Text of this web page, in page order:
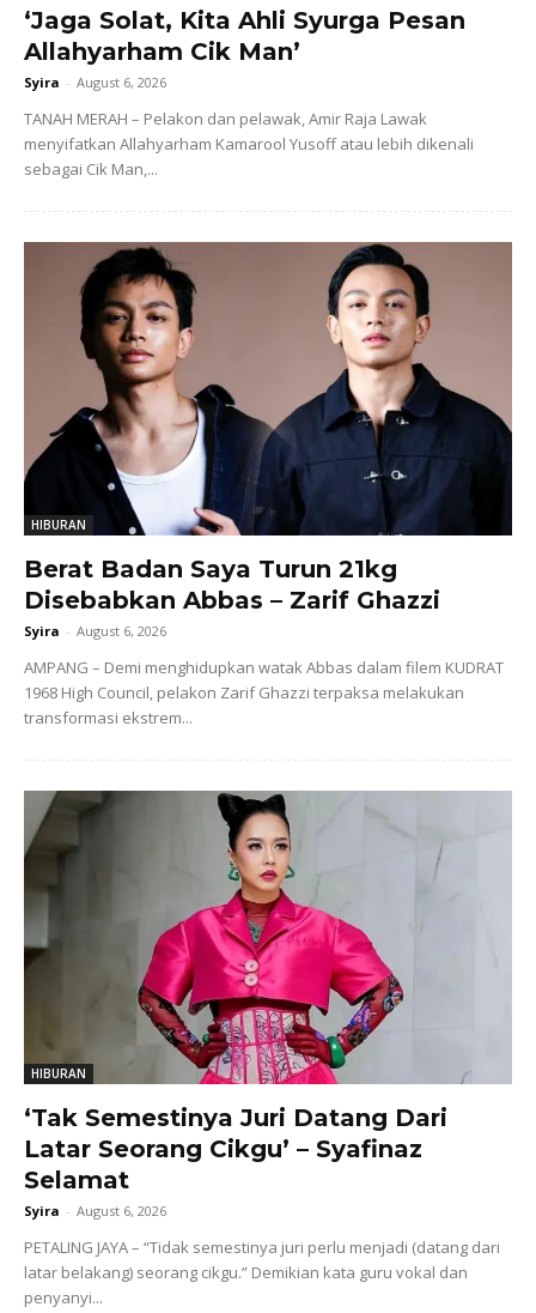
‘Jaga Solat, Kita Ahli Syurga Pesan
Allahyarham Cik Man’
Syira - August 6, 2026
TANAH MERAH – Pelakon dan pelawak, Amir Raja Lawak
menyifatkan Allahyarham Kamarool Yusoff atau lebih dikenali
sebagai Cik Man,...
HIBURAN
Berat Badan Saya Turun 21kg
Disebabkan Abbas – Zarif Ghazzi
Syira - August 6, 2026
AMPANG – Demi menghidupkan watak Abbas dalam filem KUDRAT
1968 High Council, pelakon Zarif Ghazzi terpaksa melakukan
transformasi ekstrem...
HIBURAN
‘Tak Semestinya Juri Datang Dari
Latar Seorang Cikgu’ – Syafinaz
Selamat
Syira - August 6, 2026
PETALING JAYA – “Tidak semestinya juri perlu menjadi (datang dari
latar belakang) seorang cikgu.” Demikian kata guru vokal dan
penyanyi...